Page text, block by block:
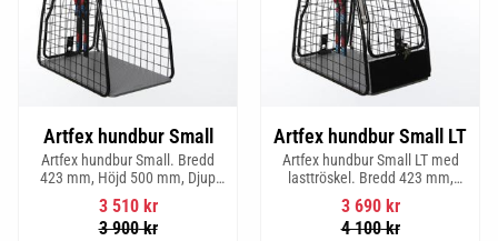
Artfex hundbur Small
Artfex hundbur Small. Bredd
423 mm, Höjd 500 mm, Djup
670 mm och vikt 12,1 kg.
3 510kr
3 900kr
Artfex hundbur Small LT
Artfex hundbur Small LT med
lasttröskel. Bredd 423 mm,
Höjd 500 mm, Djup 670 mm
och Vikt 12,9 kg.
3 690kr
4 100kr